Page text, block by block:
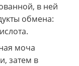
в ней
обмена:
моча
затем в